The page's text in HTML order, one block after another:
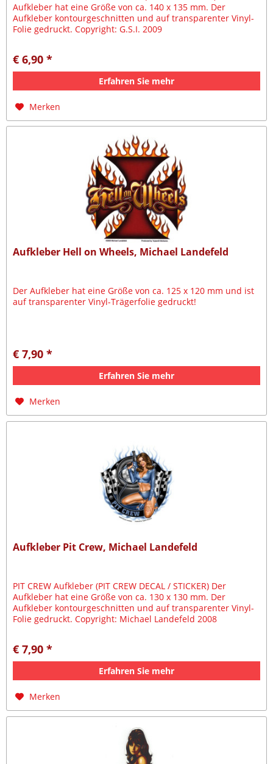
Aufkleber hat eine Größe von ca. 140 x 135 mm. Der
Aufkleber kontourgeschnitten und auf transparenter Vinyl-
Folie gedruckt. Copyright: G.S.I. 2009
€ 6,90 *
Erfahren Sie mehr
Merken
Aufkleber Hell on Wheels, Michael Landefeld
Der Aufkleber hat eine Größe von ca. 125 x 120 mm und ist
auf transparenter Vinyl-Trägerfolie gedruckt!
€ 7,90 *
Erfahren Sie mehr
Merken
Aufkleber Pit Crew, Michael Landefeld
PIT CREW Aufkleber (PIT CREW DECAL / STICKER) Der
Aufkleber hat eine Größe von ca. 130 x 130 mm. Der
Aufkleber kontourgeschnitten und auf transparenter Vinyl-
Folie gedruckt. Copyright: Michael Landefeld 2008
€ 7,90 *
Erfahren Sie mehr
Merken